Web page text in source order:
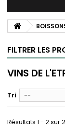
FILTRER LES
VINS DE
Tri --
Résultats 1 - 2 sur